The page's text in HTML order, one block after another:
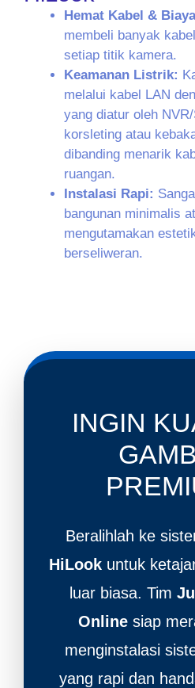
Hemat Kabel &
membeli banyak
setiap titik kamera.
Keamanan Listrik:
melalui kabel LAN
yang diatur oleh
korsleting atau
dibanding menarik
ruangan.
Instalasi Rapi:
bangunan minimalis
mengutamakan
berseliweran.
INGIN
Beralihlah ke
HiLookuntuk
luar biasa. Tim
Online siap
menginstalasi
yang rapi dan